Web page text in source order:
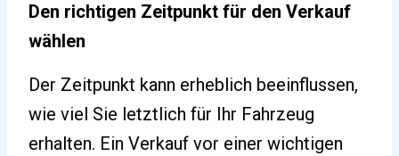
Den richtigen Zeitpunkt für den Verkauf
wählen
Der Zeitpunkt kann erheblich beeinflussen,
wie viel Sie letztlich für Ihr Fahrzeug
erhalten. Ein Verkauf vor einer wichtigen